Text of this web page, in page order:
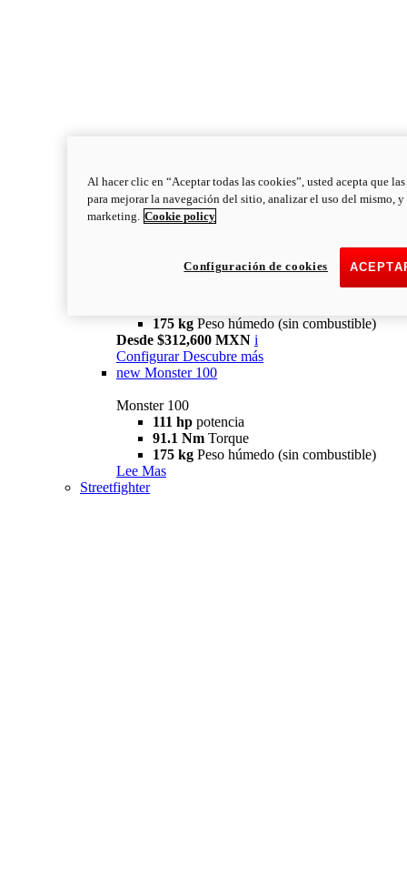
Monster
175 kg Peso húmedo (sin combustible)
Desde $312,600 MXN i
Configurar Descubre más
new Monster 100
Monster 100
111 hp potencia
91.1 Nm Torque
175 kg Peso húmedo (sin combustible)
Lee Mas
Streetfighter
Al hacer clic en “Aceptar todas las cookies”, usted acepta que
para mejorar la navegación del sitio, analizar el uso del mismo,
marketing. Cookie policy
Configuración de cookies